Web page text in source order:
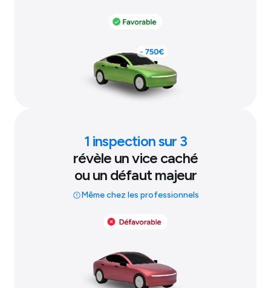
1 inspection sur 3
révèle un vice caché
ou un défaut majeur
Même chez les professionnels